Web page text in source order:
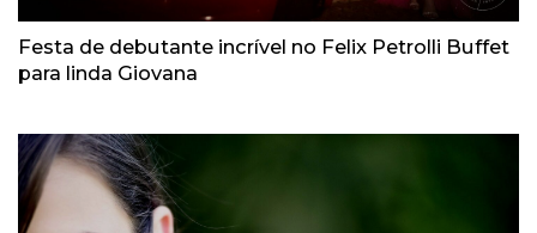
Festa de debutante incrível no Felix Petrolli Buffet
para linda Giovana